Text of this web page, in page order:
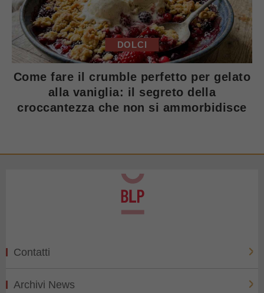
DOLCI
Come fare il crumble perfetto per gelato
alla vaniglia: il segreto della
croccantezza che non si ammorbidisce
Contatti
Archivi News